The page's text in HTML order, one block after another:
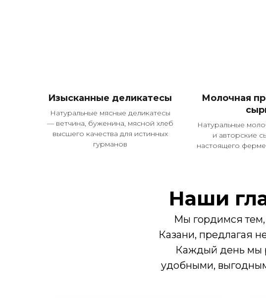
Изысканные деликатесы
Натуральные мясные деликатесы
— ветчина, буженина, мясной хлеб
высшего качества для истинных
гурманов
Молочная
Натуральные
и авторские
настоящего
Наши
Мы гордимся тем,
Казани, предлагая
Каждый день мы
удобными,